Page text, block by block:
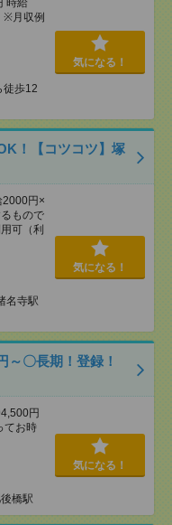
時給
※月収例
徒歩12
気になる！
！【コツコツ】塚
円×
もので
可（利
名寺駅
気になる！
～〇長期！登録！
円
てお時
橋駅
気になる！